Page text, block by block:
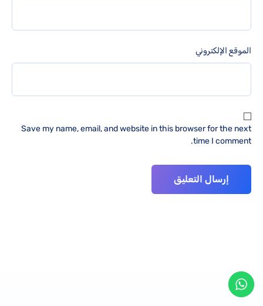
الموقع الإلكتروني
Save my name, email, and website in this browser for the next
time I comment.